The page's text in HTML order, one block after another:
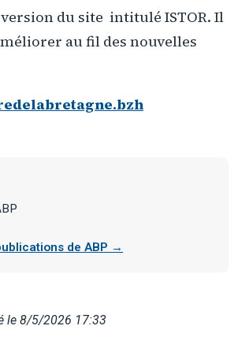
du site intitulé ISTOR. Il
au fil des nouvelles
de ABP →
le 8/5/2026 17:33